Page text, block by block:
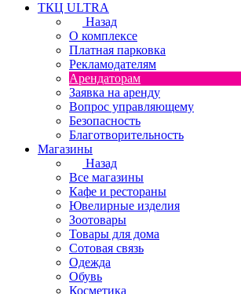
ТКЦ ULTRA
Назад
О комплексе
Платная парковка
Рекламодателям
Арендаторам
Заявка на аренду
Вопрос управляющему
Безопасность
Благотворительность
Магазины
Назад
Все магазины
Кафе и рестораны
Ювелирные изделия
Зоотовары
Товары для дома
Сотовая связь
Одежда
Обувь
Косметика